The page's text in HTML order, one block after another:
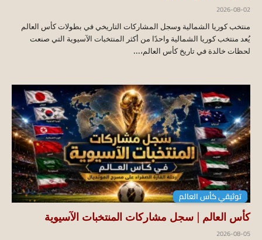
2026-08-02
منتخب كوريا الشمالية وسجل المشاركات التاريخي في بطولات كأس العالم
يُعد منتخب كوريا الشمالية واحدًا من أكثر المنتخبات الآسيوية التي صنعت
لحظات خالدة في تاريخ كأس العالم،...
توثيقي كأس العالم
كأس العالم | سجل مشاركات المنتخبات الآسيوية
2026-08-05